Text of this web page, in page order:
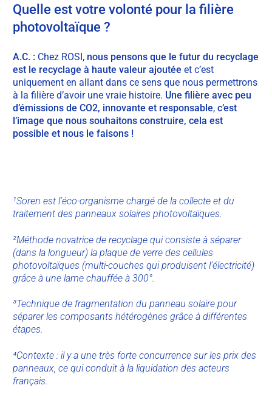
Quelle est votre volonté pour la filière
photovoltaïque ?
A.C. : Chez ROSI, nous pensons que le futur du recyclage
est le recyclage à haute valeur ajoutée et c’est
uniquement en allant dans ce sens que nous permettrons
à la filière d’avoir une vraie histoire. Une filière avec peu
d’émissions de CO2, innovante et responsable,c’est
l’image que nous souhaitons construire, cela est
possible et nous le faisons !
¹Soren est l’éco-organisme chargé de la collecte et du
traitement des panneaux solaires photovoltaïques.
²Méthode novatrice de recyclage qui consiste à séparer
(dans la longueur) la plaque de verre des cellules
photovoltaïques (multi-couches qui produisent l’électricité)
grâce à une lame chauffée à 300°.
³Technique de fragmentation du panneau solaire pour
séparer les composants hétérogènes grâce à différentes
étapes.
⁴Contexte : il y a une très forte concurrence sur les prix des
panneaux, ce qui conduit à la liquidation des acteurs
français.